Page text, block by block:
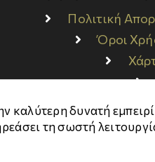
Πολιτική
Όροι
καλύτερη δυνατή
τη σωστή